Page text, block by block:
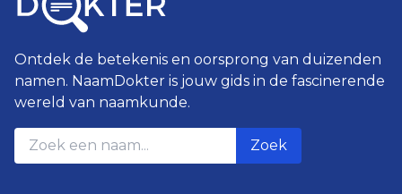
Ontdek de betekenis en oorsprong van duizenden
namen. NaamDokter is jouw gids in de fascinerende
wereld van naamkunde.
Zoek